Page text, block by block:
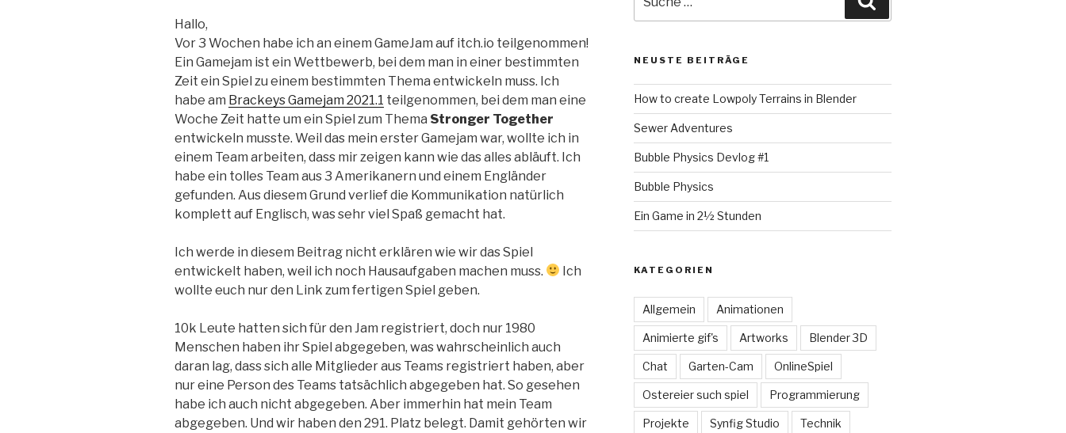
Hallo,
Vor 3 Wochen habe ich an einem GameJam auf itch.io teilgenommen!
Ein Gamejam ist ein Wettbewerb, bei dem man in einer bestimmten
Zeit ein Spiel zu einem bestimmten Thema entwickeln muss. Ich
habe am Brackeys Gamejam 2021.1 teilgenommen, bei dem man eine
Woche Zeit hatte um ein Spiel zum Thema Stronger Together
entwickeln musste. Weil das mein erster Gamejam war, wollte ich in
einem Team arbeiten, dass mir zeigen kann wie das alles abläuft. Ich
habe ein tolles Team aus 3 Amerikanern und einem Engländer
gefunden. Aus diesem Grund verlief die Kommunikation natürlich
komplett auf Englisch, was sehr viel Spaß gemacht hat.
Ich werde in diesem Beitrag nicht erklären wie wir das Spiel
entwickelt haben, weil ich noch Hausaufgaben machen muss.
Ich
wollte euch nur den Link zum fertigen Spiel geben.
10k Leute hatten sich für den Jam registriert, doch nur 1980
Menschen haben ihr Spiel abgegeben, was wahrscheinlich auch
daran lag, dass sich alle Mitglieder aus Teams registriert haben, aber
nur eine Person des Teams tatsächlich abgegeben hat. So gesehen
habe ich auch nicht abgegeben. Aber immerhin hat mein Team
abgegeben. Und wir haben den 291. Platz belegt. Damit gehörten wir
nach:
NEUSTE BEITRÄGE
How to create Lowpoly Terrains in Blender
Sewer Adventures
Bubble Physics Devlog #1
Bubble Physics
Ein Game in 2½ Stunden
KATEGORIEN
Allgemein Animationen
Animierte gif's Artworks Blender 3D
Chat Garten-Cam OnlineSpiel
Ostereier such spiel Programmierung
Projekte Synfig Studio Technik